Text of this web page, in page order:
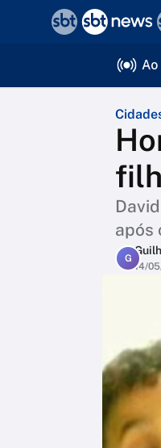
Ao
após
G
14/
voltar
Editorias